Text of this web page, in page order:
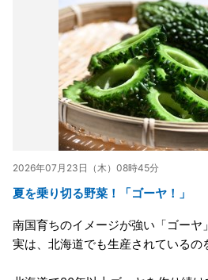
2026年07月23日（木）08時45分
夏を乗り切る野菜！「ゴーヤ！」
南国育ちのイメージが強い「ゴーヤ
実は、北海道でも生産されているの